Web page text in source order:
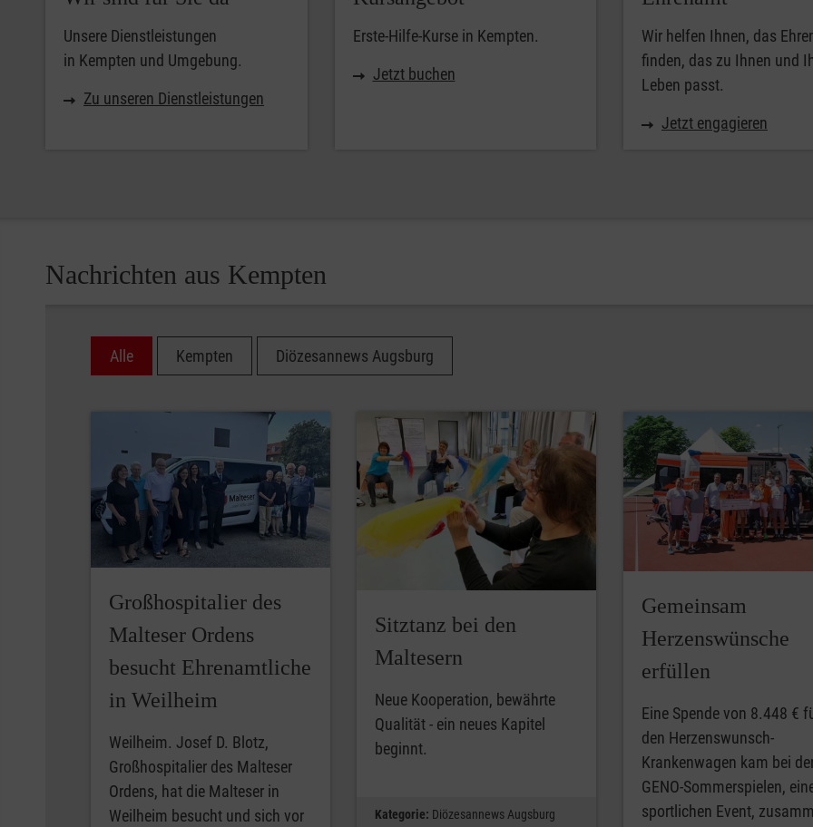
Unsere Dienstleistungen
in Kempten und Umgebung.
Zu unseren Dienstleistungen
Erste-Hilfe-Kurse in Kempten.
Jetzt buchen
Wir helfen Ihnen, das
finden, das zu Ihnen und
Leben passt.
Jetzt engagieren
Nachrichten aus Kempten
Alle Kempten Diözesannews Augsburg
Großhospitalier des
Malteser Ordens
besucht Ehrenamtliche
in Weilheim
Weilheim. Josef D. Blotz,
Großhospitalier des Malteser
Ordens, hat die Malteser in
Weilheim besucht und sich vor
Sitztanz bei den
Maltesern
Neue Kooperation, bewährte
Qualität - ein neues Kapitel
beginnt.
Kategorie: Diözesannews Augsburg
Gemeinsam
Herzenswünsche
erfüllen
Eine Spende von 8.448 €
den Herzenswunsch-
Krankenwagen kam bei
GENO-Sommerspielen,
sportlichen Event,